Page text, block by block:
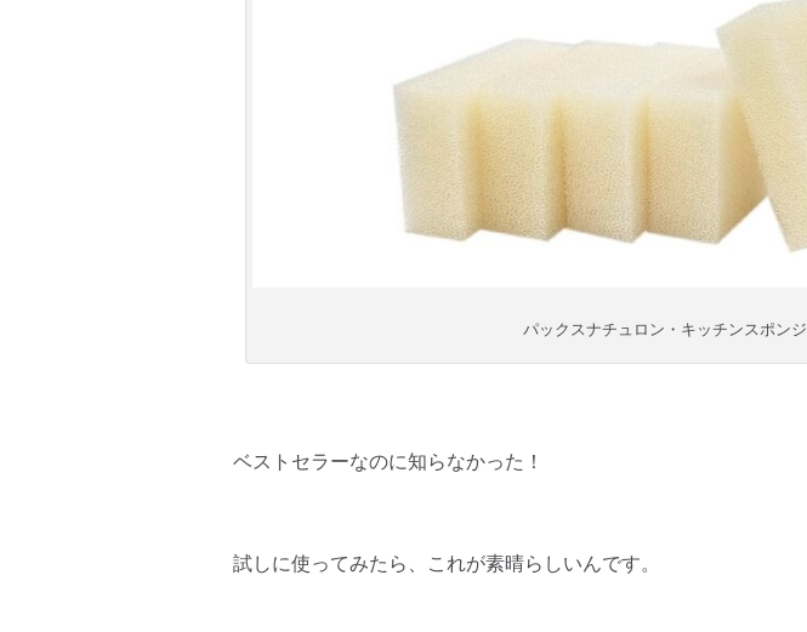
パックスナチュロン・キッチンスポンジ
ベストセラーなのに知らなかった！
試しに使ってみたら、これが素晴らしいんです。